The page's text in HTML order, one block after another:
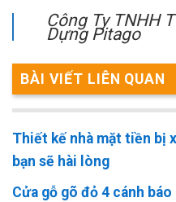
Công Ty TNHH
Dựng Pitago
BÀI VIẾT LIÊN QUAN
Thiết kế nhà mặt tiền bị
bạn sẽ hài lòng
Cửa gỗ gõ đỏ 4 cánh